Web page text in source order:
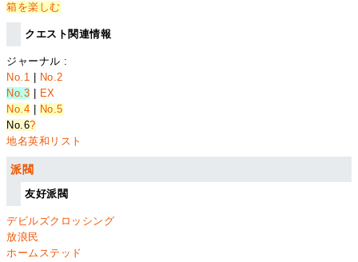
箱を楽しむ
クエスト関連情報
ジャーナル :
No.1
No.2
No.3
EX
No.4
No.5
No.6?
地名英和リスト
派閥
友好派閥
デビルズクロッシング
放浪民
ホームステッド